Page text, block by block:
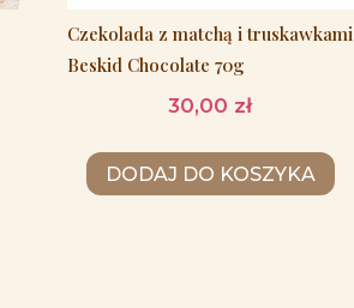
Czekolada z matchą i truskawkami
Beskid Chocolate 70g
30,00 zł
DODAJ DO KOSZYKA